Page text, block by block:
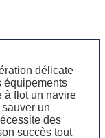
délicate
équipements
à flot un navire
un
des
succès tout